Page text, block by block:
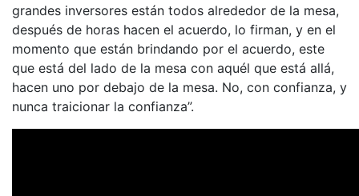
grandes inversores están todos alrededor de la mesa,
después de horas hacen el acuerdo, lo firman, y en el
momento que están brindando por el acuerdo, este
que está del lado de la mesa con aquél que está allá,
hacen uno por debajo de la mesa. No, con confianza, y
nunca traicionar la confianza”.